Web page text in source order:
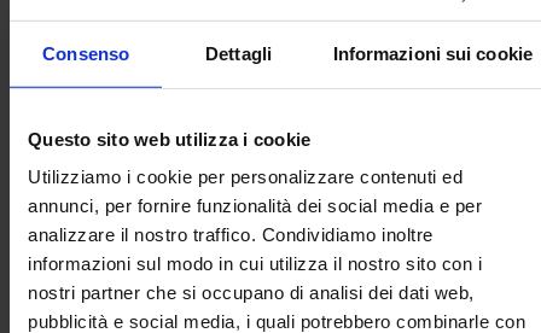
Consenso Dettagli Informazioni sui cookie
Questo sito web utilizza i cookie
Utilizziamo i cookie per personalizzare contenuti ed
annunci, per fornire funzionalità dei social media e per
analizzare il nostro traffico. Condividiamo inoltre
informazioni sul modo in cui utilizza il nostro sito con i
nostri partner che si occupano di analisi dei dati web,
pubblicità e social media, i quali potrebbero combinarle con
24 / 06 / 2026
Comunicati